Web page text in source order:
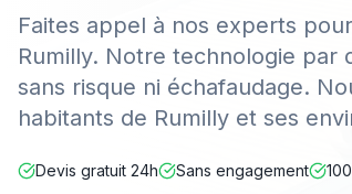
Faites appel à nos experts
Rumilly. Notre technologie
sans risque ni échafaudage.
habitants de Rumilly et ses
Devis gratuit 24h Sans engagement